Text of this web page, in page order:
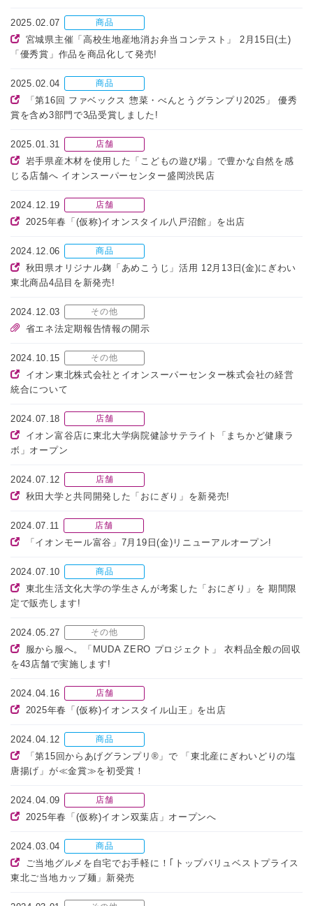
2025.02.07 商品
宮城県主催「高校生地産地消お弁当コンテスト」 2月15日(土)
「優秀賞」作品を商品化して発売!
2025.02.04 商品
「第16回 ファベックス 惣菜・べんとうグランプリ2025」 優秀
賞を含め3部門で3品受賞しました!
2025.01.31 店舗
岩手県産木材を使用した「こどもの遊び場」で豊かな自然を感
じる店舗へ イオンスーパーセンター盛岡渋民店
2024.12.19 店舗
2025年春「(仮称)イオンスタイル八戸沼館」を出店
2024.12.06 商品
秋田県オリジナル麹「あめこうじ」活用 12月13日(金)にぎわい
東北商品4品目を新発売!
2024.12.03 その他
省エネ法定期報告情報の開示
2024.10.15 その他
イオン東北株式会社とイオンスーパーセンター株式会社の経営
統合について
2024.07.18 店舗
イオン富谷店に東北大学病院健診サテライト「まちかど健康ラ
ボ」オープン
2024.07.12 店舗
秋田大学と共同開発した「おにぎり」を新発売!
2024.07.11 店舗
「イオンモール富谷」7月19日(金)リニューアルオープン!
2024.07.10 商品
東北生活文化大学の学生さんが考案した「おにぎり」を 期間限
定で販売します!
2024.05.27 その他
服から服へ。「MUDA ZERO プロジェクト」 衣料品全般の回収
を43店舗で実施します!
2024.04.16 店舗
2025年春「(仮称)イオンスタイル山王」を出店
2024.04.12 商品
「第15回からあげグランプリ®」で 「東北産にぎわいどりの塩
唐揚げ」が≪金賞≫を初受賞！
2024.04.09 店舗
2025年春「(仮称)イオン双葉店」オープンへ
2024.03.04 商品
ご当地グルメを自宅でお手軽に！｢トップバリュベストプライス
東北ご当地カップ麺」新発売